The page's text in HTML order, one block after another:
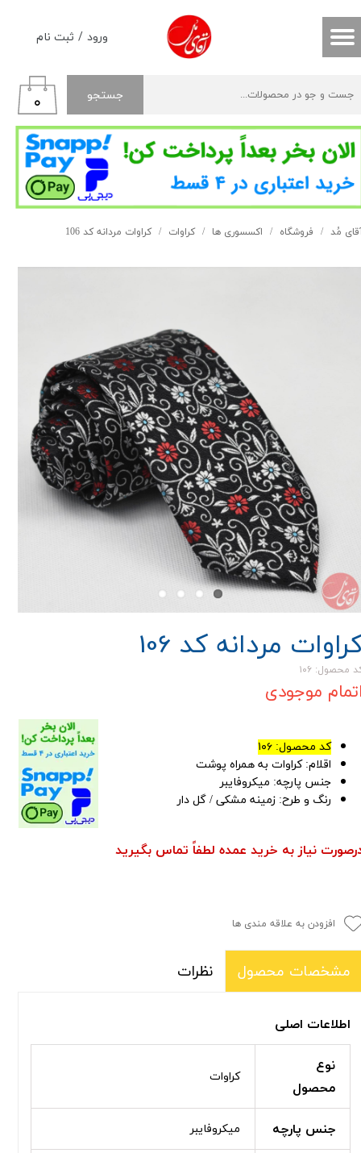
ورود / ثبت نام
حساب کاربری من
خروج از حساب کاربری
جستجو ۰
مُد فروشگاه اکسسوری ها کراوات کراوات مردانه کد 106
مردانه کد 106
محصول: ۱۰۶
موجودی
کد محصول: ۱۰۶
اقلام: کراوات به همراه پوشت
جنس پارچه: میکروفایبر
رنگ و طرح: زمینه مشکی / گل دار
نیاز به خرید عمده لطفاً تماس بگیرید
افزودن به علاقه مندی ها
مشخصات محصول نظرات
اطلاعات اصلی
نوع
محصول
کراوات
جنس پارچه میکروفایبر